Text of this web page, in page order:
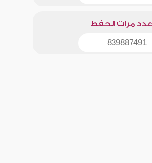
عدد مرات الحفظ
839887491